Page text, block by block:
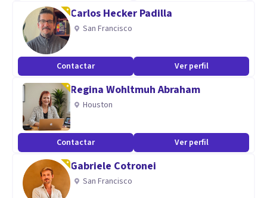
comportamientos que preocupan a madres y padres.
Carlos Hecker Padilla
San Francisco
Contactar Ver perfil
Regina Wohltmuh Abraham
Houston
Contactar Ver perfil
Gabriele Cotronei
San Francisco